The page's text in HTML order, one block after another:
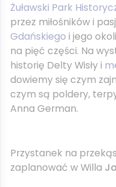
Żuławski Park
przez miłośników i
Gdańskiego i jego
na pięć części. Na
historię Delty Wisły i
dowiemy się czym
czym są poldery,
Anna German.
Przystanek na
zaplanować w Willa